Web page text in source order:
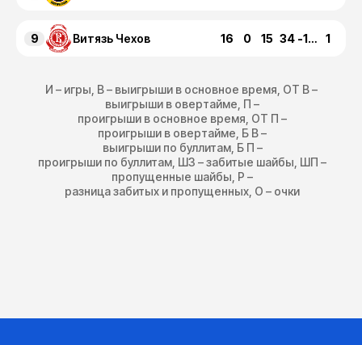
9 Витязь Чехов 16 0 15 34 -134 1
И – игры, В – выигрыши в основное время, ОТ В –
выигрыши в овертайме, П –
проигрыши в основное время, ОТ П –
проигрыши в овертайме, Б В –
выигрыши по буллитам, Б П –
проигрыши по буллитам, ШЗ – забитые шайбы, ШП –
пропущенные шайбы, Р –
разница забитых и пропущенных, О – очки